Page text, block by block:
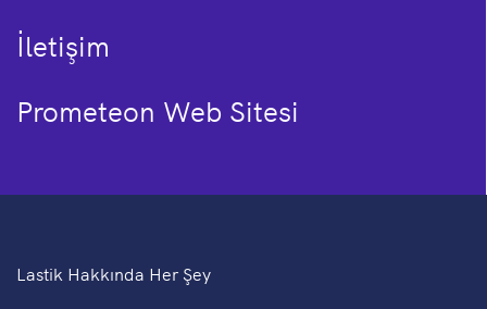
İletişim
Prometeon Web Sitesi
Lastik Hakkında Her Şey